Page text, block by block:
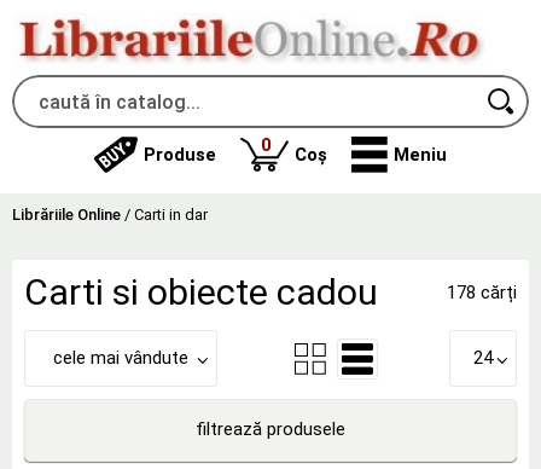
Produse 0produse
Coș Meniu
Librăriile Online / Carti in dar
Carti si obiecte cadou 178 cărți
cele mai vândute 24
filtrează produsele